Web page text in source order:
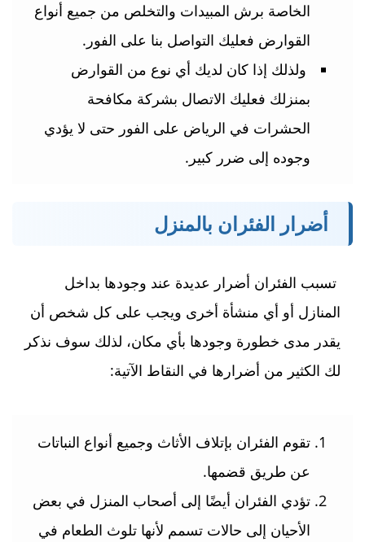
الخاصة برش المبيدات والتخلص من جميع أنواع
القوارض فعليك التواصل بنا على الفور.
ولذلك إذا كان لديك أي نوع من القوارض
بمنزلك فعليك الاتصال بشركة مكافحة
الحشرات في الرياض على الفور حتى لا يؤدي
وجوده إلى ضرر كبير.
أضرار الفئران بالمنزل
تسبب الفئران أضرار عديدة عند وجودها بداخل
المنازل أو أي منشأة أخرى ويجب على كل شخص أن
يقدر مدى خطورة وجودها بأي مكان، لذلك سوف نذكر
لك الكثير من أضرارها في النقاط الآتية:
تقوم الفئران بإتلاف الأثاث وجميع أنواع النباتات
عن طريق قضمها.
تؤدي الفئران أيضًا إلى أصحاب المنزل في بعض
الأحيان إلى حالات تسمم لأنها تلوث الطعام في